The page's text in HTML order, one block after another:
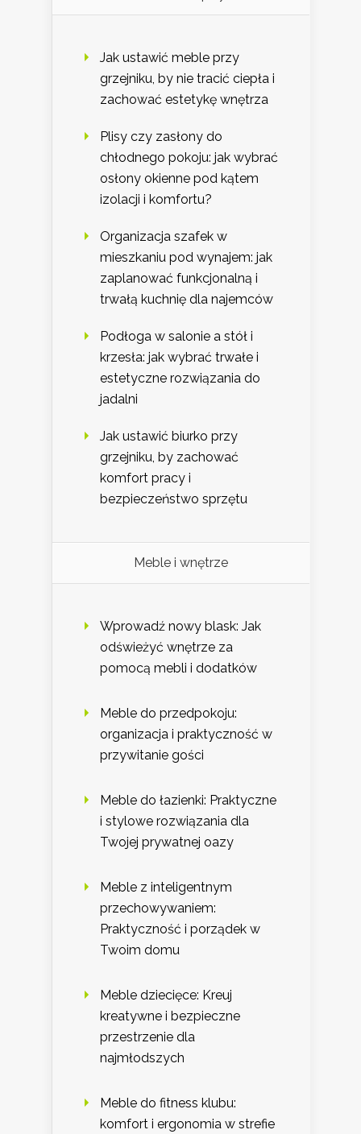
Jak ustawić meble przy
grzejniku, by nie tracić ciepła i
zachować estetykę wnętrza
Plisy czy zasłony do
chłodnego pokoju: jak wybrać
osłony okienne pod kątem
izolacji i komfortu?
Organizacja szafek w
mieszkaniu pod wynajem: jak
zaplanować funkcjonalną i
trwałą kuchnię dla najemców
Podłoga w salonie a stół i
krzesła: jak wybrać trwałe i
estetyczne rozwiązania do
jadalni
Jak ustawić biurko przy
grzejniku, by zachować
komfort pracy i
bezpieczeństwo sprzętu
Meble i wnętrze
Wprowadź nowy blask: Jak
odświeżyć wnętrze za
pomocą mebli i dodatków
Meble do przedpokoju:
organizacja i praktyczność w
przywitanie gości
Meble do łazienki: Praktyczne
i stylowe rozwiązania dla
Twojej prywatnej oazy
Meble z inteligentnym
przechowywaniem:
Praktyczność i porządek w
Twoim domu
Meble dziecięce: Kreuj
kreatywne i bezpieczne
przestrzenie dla
najmłodszych
Meble do fitness klubu:
komfort i ergonomia w strefie